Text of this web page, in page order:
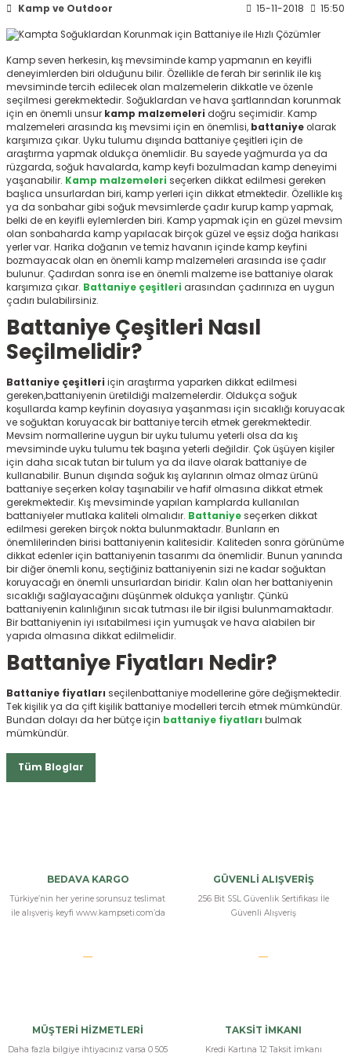
Mermisi
Kamp ve Outdoor 15-11-2018 15:50
Kamp seven herkesin, kış mevsiminde kamp yapmanın en keyifli
deneyimlerden biri olduğunu bilir. Özellikle de ferah bir serinlik ile kış
mevsiminde tercih edilecek olan malzemelerin dikkatle ve özenle
seçilmesi gerekmektedir. Soğuklardan ve hava şartlarından korunmak
için en önemli unsur kamp malzemeleri doğru seçimidir. Kamp
malzemeleri arasında kış mevsimi için en önemlisi, battaniyeolarak
karşımıza çıkar. Uyku tulumu dışında battaniye çeşitleri için de
araştırma yapmak oldukça önemlidir. Bu sayede yağmurda ya da
rüzgarda, soğuk havalarda, kamp keyfi bozulmadan kamp deneyimi
yaşanabilir. Kamp malzemeleri seçerken dikkat edilmesi gereken
başlıca unsurlardan biri, kamp yerleri için dikkat etmektedir. Özellikle kış
ya da sonbahar gibi soğuk mevsimlerde çadır kurup kamp yapmak,
belki de en keyifli eylemlerden biri. Kamp yapmak için en güzel mevsim
olan sonbaharda kamp yapılacak birçok güzel ve eşsiz doğa harikası
yerler var. Harika doğanın ve temiz havanın içinde kamp keyfini
bozmayacak olan en önemli kamp malzemeleri arasında ise çadır
bulunur. Çadırdan sonra ise en önemli malzeme ise battaniye olarak
karşımıza çıkar. Battaniye çeşitleri arasından çadırınıza en uygun
çadırı bulabilirsiniz.
Battaniye Çeşitleri Nasıl
Seçilmelidir?
Battaniye çeşitleri için araştırma yaparken dikkat edilmesi
gereken,battaniyenin üretildiği malzemelerdir. Oldukça soğuk
koşullarda kamp keyfinin doyasıya yaşanması için sıcaklığı koruyacak
ve soğuktan koruyacak bir battaniye tercih etmek gerekmektedir.
Mevsim normallerine uygun bir uyku tulumu yeterli olsa da kış
mevsiminde uyku tulumu tek başına yeterli değildir. Çok üşüyen kişiler
için daha sıcak tutan bir tulum ya da ilave olarak battaniye de
kullanabilir. Bunun dışında soğuk kış aylarının olmaz olmaz ürünü
battaniye seçerken kolay taşınabilir ve hafif olmasına dikkat etmek
gerekmektedir. Kış mevsiminde yapılan kamplarda kullanılan
battaniyeler mutlaka kaliteli olmalıdır. Battaniyeseçerken dikkat
edilmesi gereken birçok nokta bulunmaktadır. Bunların en
önemlilerinden birisi battaniyenin kalitesidir. Kaliteden sonra görünüme
dikkat edenler için battaniyenin tasarımı da önemlidir. Bunun yanında
bir diğer önemli konu, seçtiğiniz battaniyenin sizi ne kadar soğuktan
koruyacağı en önemli unsurlardan biridir. Kalın olan her battaniyenin
sıcaklığı sağlayacağını düşünmek oldukça yanlıştır. Çünkü
battaniyenin kalınlığının sıcak tutması ile bir ilgisi bulunmamaktadır.
Bir battaniyenin iyi ısıtabilmesi için yumuşak ve hava alabilen bir
yapıda olmasına dikkat edilmelidir.
Battaniye Fiyatları Nedir?
Battaniye fiyatları seçilenbattaniye modellerine göre değişmektedir.
Tek kişilik ya da çift kişilik battaniye modelleri tercih etmek mümkündür.
Bundan dolayı da her bütçe için battaniye fiyatları bulmak
mümkündür.
Tüm Bloglar
BEDAVA KARGO
Türkiye’nin her yerine sorunsuz teslimat
ile alışveriş keyfi www.kampseti.com’da
GÜVENLİ ALIŞVERİŞ
256 Bit SSL Güvenlik Sertifikası İle
Güvenli Alışveriş
MÜŞTERİ HİZMETLERİ
Daha fazla bilgiye ihtiyacınız varsa 0 505
TAKSİT İMKANI
Kredi Kartına 12 Taksit İmkanı